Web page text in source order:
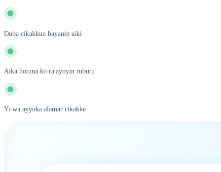
Duba cikakkun bayanin aiki
Aika hotuna ko ra'ayoyin rubutu
Yi wa ayyuka alamar cikakke